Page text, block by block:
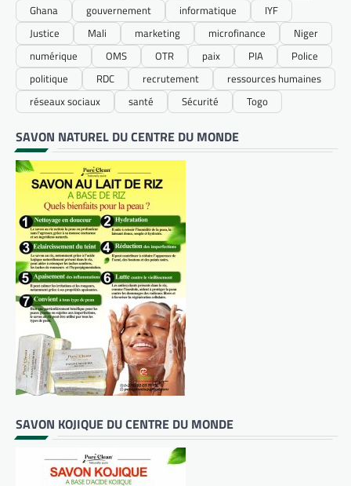
Ghana
gouvernement informatique
IYF
Justice
Mali marketing microfinance
Niger
numérique
OMS OTR paix PIA
Police
politique
RDC recrutement
ressources humaines
réseaux sociaux
santé Sécurité Togo
SAVON NATUREL DU CENTRE DU MONDE
SAVON KOJIQUE DU CENTRE DU MONDE